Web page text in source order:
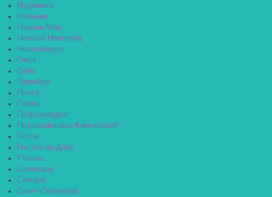
Мурманск
Нальчик
Нарьян-Мар
Нижний Новгород
Новосибирск
Омск
Орёл
Оренбург
Пенза
Пермь
Петрозаводск
Петропавловск-Камчатский
Псков
Ростов-на-Дону
Рязань
Салехард
Самара
Санкт-Петербург